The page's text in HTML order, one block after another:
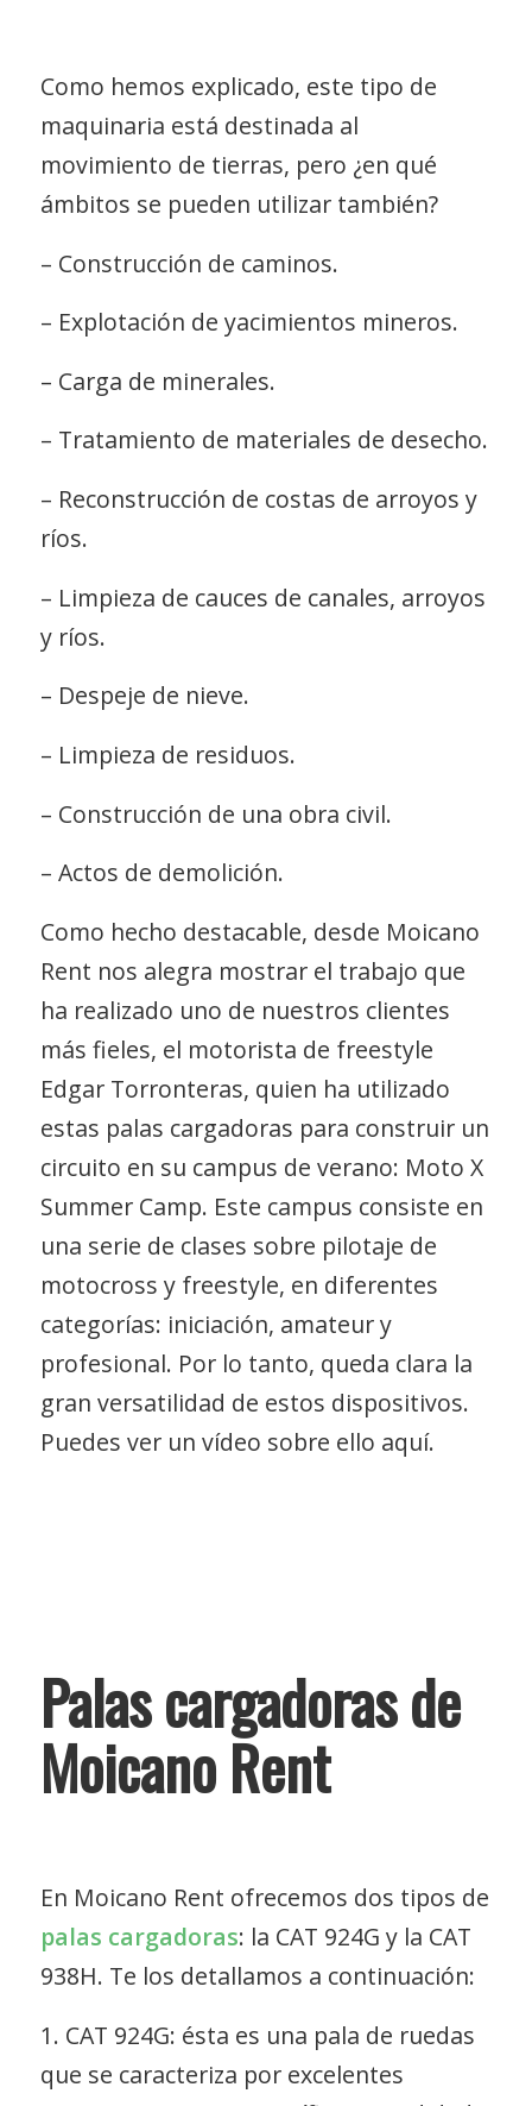
Como hemos explicado, este tipo de
maquinaria está destinada al
movimiento de tierras, pero ¿en qué
ámbitos se pueden utilizar también?
– Construcción de caminos.
– Explotación de yacimientos mineros.
– Carga de minerales.
– Tratamiento de materiales de desecho.
– Reconstrucción de costas de arroyos y
ríos.
– Limpieza de cauces de canales, arroyos
y ríos.
– Despeje de nieve.
– Limpieza de residuos.
– Construcción de una obra civil.
– Actos de demolición.
Como hecho destacable, desde Moicano
Rent nos alegra mostrar el trabajo que
ha realizado uno de nuestros clientes
más fieles, el motorista de freestyle
Edgar Torronteras, quien ha utilizado
estas palas cargadoras para construir un
circuito en su campus de verano: Moto X
Summer Camp. Este campus consiste en
una serie de clases sobre pilotaje de
motocross y freestyle, en diferentes
categorías: iniciación, amateur y
profesional. Por lo tanto, queda clara la
gran versatilidad de estos dispositivos.
Puedes ver un vídeo sobre ello aquí.
Palas cargadoras de
Moicano Rent
En Moicano Rent ofrecemos dos tipos de
palas cargadoras: la CAT 924G y la CAT
938H. Te los detallamos a continuación:
1. CAT 924G: ésta es una pala de ruedas
que se caracteriza por excelentes